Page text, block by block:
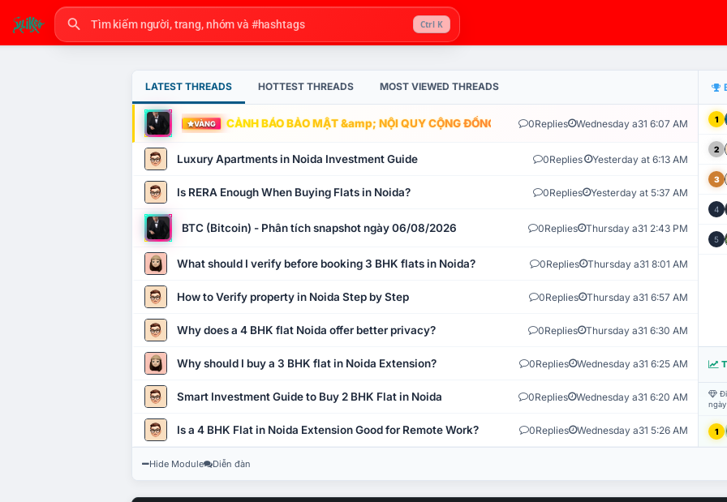
Ctrl K
LATEST THREADS HOTTEST THREADS MOST VIEWED THREADS
VÀNG CẢNH BÁO BẢO MẬT &amp; NỘI QUY CỘNG ĐỒNG VLIKE.VN: HỆ THỐNG GIÁM SÁT TỰ
0Replies Wednesday a31 6:07 AM
Luxury Apartments in Noida Investment Guide 0Replies Yesterday at 6:13 AM
Is RERA Enough When Buying Flats in Noida? 0Replies Yesterday at 5:37 AM
BTC (Bitcoin) - Phân tích snapshot ngày 06/08/2026 0Replies Thursday a31 2:43 PM
What should I verify before booking 3 BHK flats in Noida? 0Replies Thursday a31 8:01 AM
How to Verify property in Noida Step by Step 0Replies Thursday a31 6:57 AM
Why does a 4 BHK flat Noida offer better privacy? 0Replies Thursday a31 6:30 AM
Why should I buy a 3 BHK flat in Noida Extension? 0Replies Wednesday a31 6:25 AM
Smart Investment Guide to Buy 2 BHK Flat in Noida 0Replies Wednesday a31 6:20 AM
Is a 4 BHK Flat in Noida Extension Good for Remote Work? 0Replies Wednesday a31 5:26 AM
1
2
3
4
5
1
Hide Module Diễn đàn